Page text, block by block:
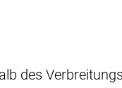
des